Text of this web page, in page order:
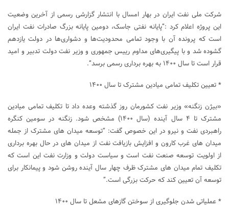
شرکت ملی نفت ایران در بهار امسال با انتشار گزارشی رسمی از آخرین وضعیت
این پروژه اعلام کرد :”پایانه نفتی جاسک، دومین پایانه بزرگ صادرات نفت ایران
است که پرونده آن با وجود تمامی محدودیت‌ها و دشواری‌ها در دولت یازدهم
گشوده شد و با پیگیری‌های مداوم رییس جمهوری و وزیر نفت دولت تدبیر و امید
قرار است تا سال ۱۴۰۰ به بهره برداری رسمی برسد”.
* تعیین تکلیف تمامی میادین مشترک تا سال ۱۴۰۰
«بیژن زنگنه» وزیر نفت کشورمان روز گذشته وعده داد تا تکلیف تمامی میادین
مشترک تا ۴ سال آینده (سال ۱۴۰۰) مشخص شود. زنگنه در سومین کنگره
راهبردی نفت و نیرو در این خصوص گفت: “توسعه میدان های مشترک از جمله
میدان های غرب کارون و افزایش بازیافت نفت از میدان های در حال بهره برداری
از اولویت توسعه صنعت نفت است و سیاست دولت و وزارت نفت این است که
تکلیف تمام میدان های مشترک ظرف چهار سال آینده روشن شود و پیمانکار برای
توسعه آن تعیین کند که حرکت بزرگی است.”
* عملیاتی شدن جلوگیری از سوختن گازهای مشعل تا سال ۱۴۰۰